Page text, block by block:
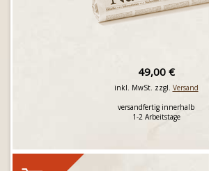
49,00 €
inkl. MwSt. zzgl. Versand
versandfertig innerhalb
1-2 Arbeitstage